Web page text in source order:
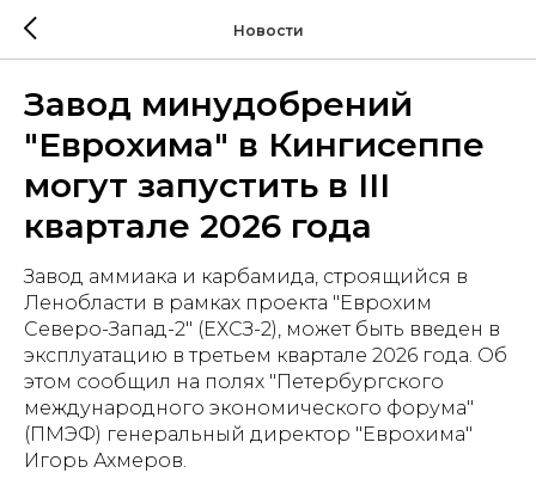
Новости
Завод минудобрений
"Еврохима" в Кингисеппе
могут запустить в III
квартале 2026 года
Завод аммиака и карбамида, строящийся в
Ленобласти в рамках проекта "Еврохим
Северо-Запад-2" (ЕХСЗ-2), может быть введен в
эксплуатацию в третьем квартале 2026 года. Об
этом сообщил на полях "Петербургского
международного экономического форума"
(ПМЭФ) генеральный директор "Еврохима"
Игорь Ахмеров.